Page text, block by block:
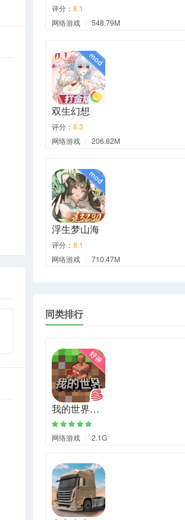
评分： 8.1
网络游戏
548.79M
双生幻想
评分： 8.3
网络游戏
206.82M
浮生梦山海
评分： 8.1
网络游戏
710.47M
同类排行
我的世界…
网络游戏 2.1G